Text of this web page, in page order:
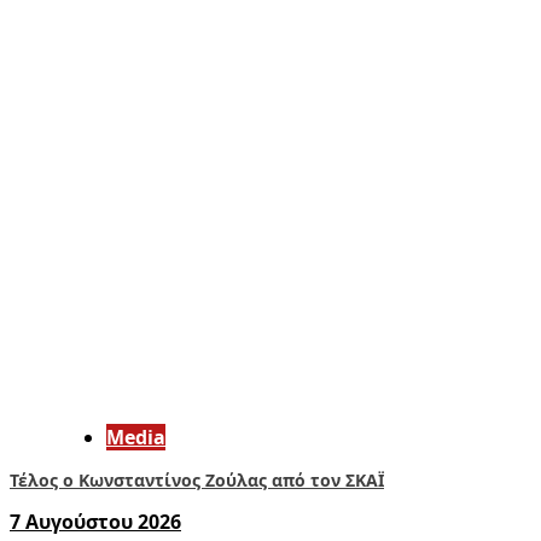
Media
Τέλος ο Κωνσταντίνος Ζούλας από τον ΣΚΑΪ
7 Αυγούστου 2026